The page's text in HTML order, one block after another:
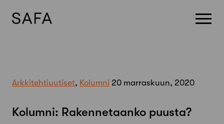
Arkkitehtiuutiset, Kolumni 20 marraskuun, 2020
Kolumni: Rakennetaanko puusta?